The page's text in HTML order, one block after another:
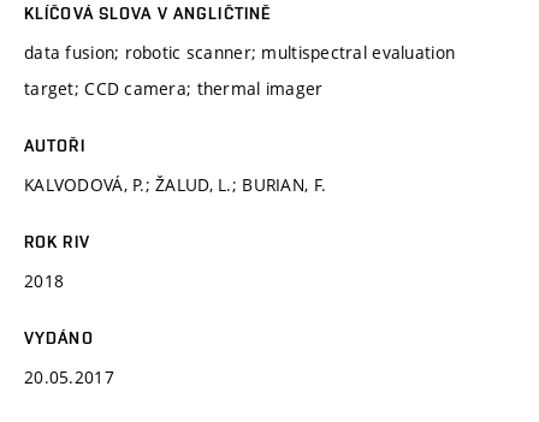
KLÍČOVÁ SLOVA V ANGLIČTINĚ
data fusion; robotic scanner; multispectral evaluation
target; CCD camera; thermal imager
AUTOŘI
KALVODOVÁ, P.; ŽALUD, L.; BURIAN, F.
ROK RIV
2018
VYDÁNO
20.05.2017